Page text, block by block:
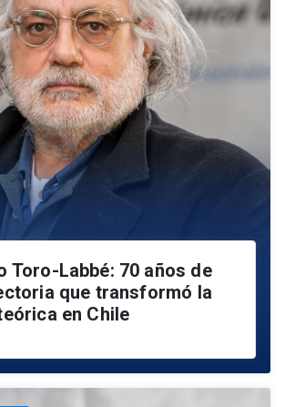
Toro-Labbé: 70 años de
que transformó la
en Chile